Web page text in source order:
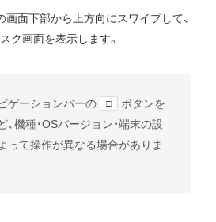
画面下部から上方向にスワイプして、
ク画面を表示します。
ゲーションバーの □
ボタンを
、機種・OSバージョン・端末の設
って操作が異なる場合がありま